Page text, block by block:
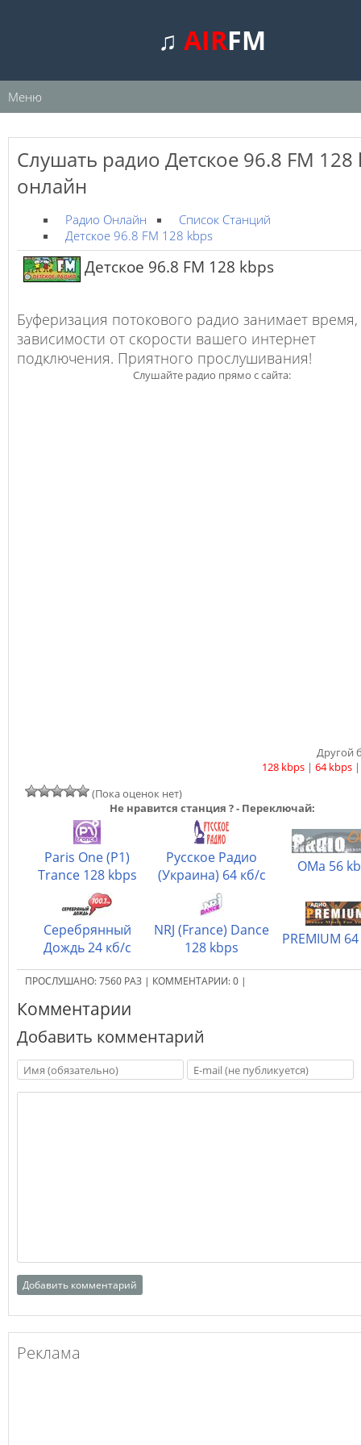
♫AIRFM
Меню
Слушать радио Детское 96.8 FM 128
онлайн
Радио Онлайн
Список Станций
Детское 96.8 FM 128 kbps
Детское 96.8 FM 128 kbps
Буферизация потокового радио занимает время,
зависимости от скорости вашего интернет
подключения. Приятного прослушивания!
Слушайте радио прямо с сайта:
Другой
128 kbps | 64 kbps
(Пока оценок нет)
Не нравится станция ? - Переключай:
Paris One (P1)
Trance 128 kbps
Русское Радио
(Украина) 64 кб/с
ОМа 56
Серебрянный
Дождь 24 кб/с
NRJ (France) Dance
128 kbps
PREMIUM
ПРОСЛУШАНО:7560 РАЗ | КОММЕНТАРИИ:0 |
Комментарии
Добавить комментарий
Реклама